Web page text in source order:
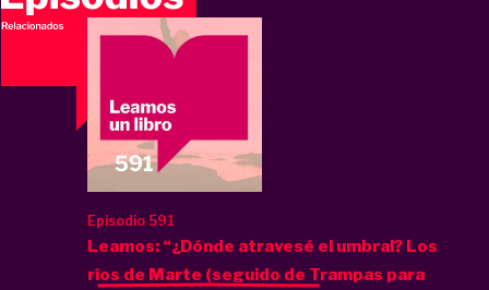
Episodio 591
Leamos: “¿Dónde atravesé el umbral? Los
ríos de Marte (seguido de Trampas para